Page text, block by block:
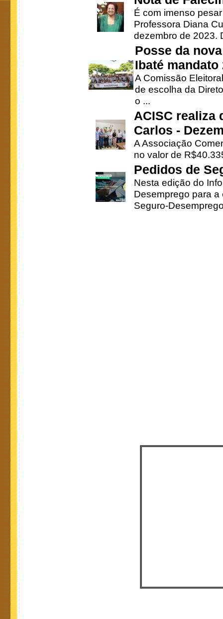
É com imenso
Professora Diana
dezembro de 2023.
Posse da
Ibaté mandato
A Comissão
de escolha da
o ...
ACISC realiza
Carlos -
A Associação
no valor de
Pedidos de
Nesta edição do
Desemprego para
Seguro-